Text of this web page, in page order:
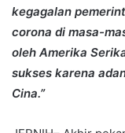
kegagalan
corona di masa-
oleh Amerika
sukses karena
Cina.”